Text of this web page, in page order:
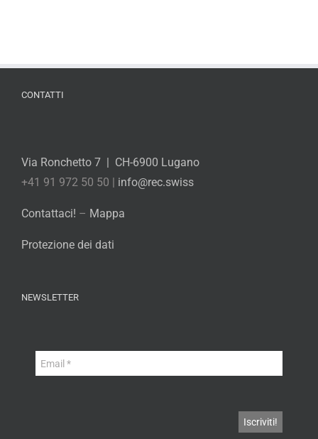
CONTATTI
Via Ronchetto 7 | CH-6900 Lugano
+41 91 972 50 50 | info@rec.swiss
Contattaci! – Mappa
Protezione dei dati
NEWSLETTER